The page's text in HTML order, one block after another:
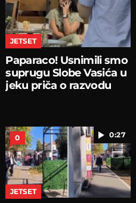
JETSET
Paparaco! Usnimili smo
suprugu Slobe Vasića u
jeku priča o razvodu
0:27
0
JETSET